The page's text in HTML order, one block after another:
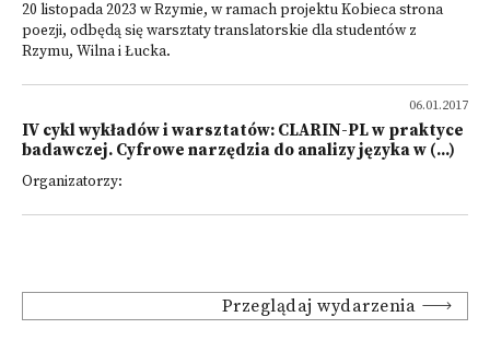
20 listopada 2023 w Rzymie, w ramach projektu Kobieca strona
poezji, odbędą się warsztaty translatorskie dla studentów z
Rzymu, Wilna i Łucka.
06.01.2017
IV cykl wykładów i warsztatów: CLARIN-PL w praktyce
badawczej. Cyfrowe narzędzia do analizy języka w (...)
Organizatorzy:
Przeglądaj wydarzenia